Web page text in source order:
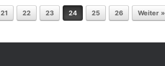
21 22 23 24 25 26 Weiter »